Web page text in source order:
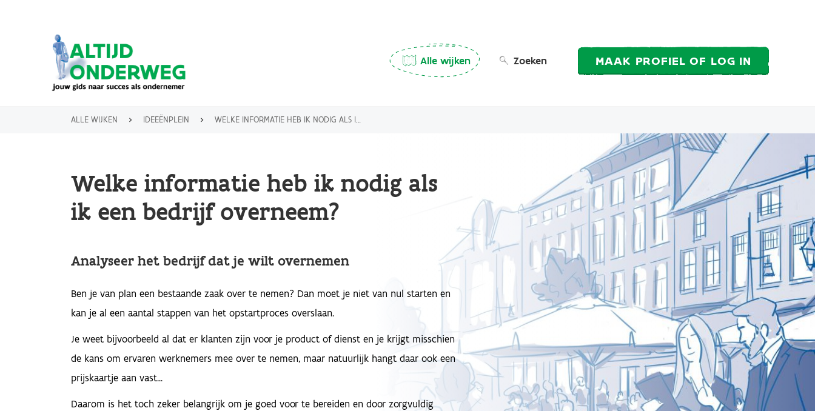
MainAlle wijken Zoeken MAAK PROFIEL OF LOG IN
ALLE WIJKEN IDEEËNPLEIN WELKE INFORMATIE HEB IK NODIG ALS IK EEN BEDRIJF OVERNEEM?
Welke informatie heb ik nodig als
ik een bedrijf overneem?
Analyseer het bedrijf dat je wilt overnemen
Ben je van plan een bestaande zaak over te nemen? Dan moet je niet van nul starten en
kan je al een aantal stappen van het opstartproces overslaan.
Je weet bijvoorbeeld al dat er klanten zijn voor je product of dienst en je krijgt misschien
de kans om ervaren werknemers mee over te nemen, maar natuurlijk hangt daar ook een
prijskaartje aan vast...
Daarom is het toch zeker belangrijk om je goed voor te bereiden en door zorgvuldig